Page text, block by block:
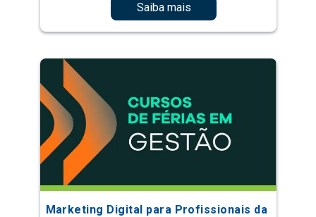
Saiba mais
Marketing Digital para Profissionais da